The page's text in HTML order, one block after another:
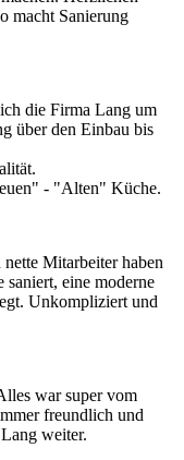
macht Sanierung
die Firma Lang um
über den Einbau bis
- "Alten" Küche.
Mitarbeiter haben
saniert, eine moderne
Unkompliziert und
war super vom
freundlich und
weiter.